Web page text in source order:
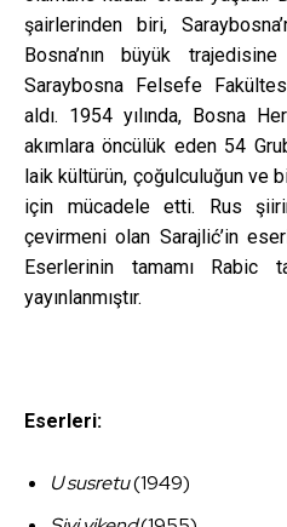
şairlerinden biri,
Bosna’nın büyük
Saraybosna Felsefe
aldı. 1954 yılında, Bosna
akımlara öncülük eden 54
laik kültürün, çoğulculuğun ve
için mücadele etti. Rus
çevirmeni olan Sarajlić’in
Eserlerinin tamamı Rabic
yayınlanmıştır.
Eserleri:
U susretu(1949)